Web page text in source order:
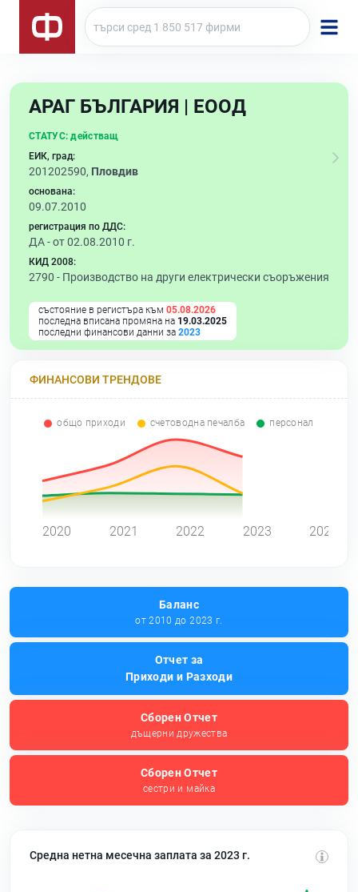
АРАГ БЪЛГАРИЯ | ЕООД
СТАТУС: действащ
ЕИК, град:
201202590, Пловдив
основана:
09.07.2010
регистрация по ДДС:
ДА - от 02.08.2010 г.
КИД 2008:
2790 - Производство на други електрически съоръжения
състояние в регистъра към 05.08.2026
последна вписана промяна на 19.03.2025
последни финансови данни за 2023
ФИНАНСОВИ ТРЕНДОВЕ
общо приходи счетоводна печалба персонал
2020 2021 2022 2023 2024
Баланс
от 2010 до 2023 г.
Отчет за
Приходи и Разходи
Сборен Отчет
дъщерни дружества
Сборен Отчет
сестри и майка
Средна нетна месечна заплата за 2023 г.